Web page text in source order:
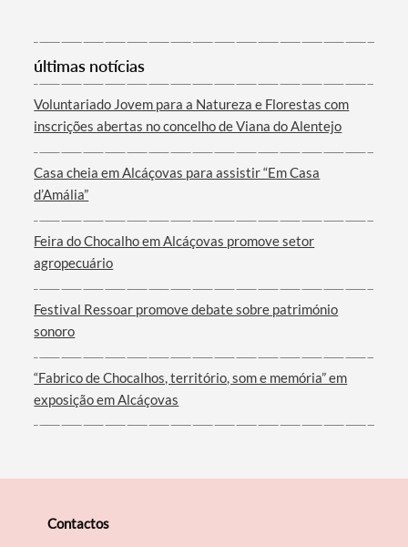
Filtros
últimas notícias
Voluntariado Jovem para a Natureza e Florestas com
inscrições abertas no concelho de Viana do Alentejo
Casa cheia em Alcáçovas para assistir “Em Casa
d’Amália”
Feira do Chocalho em Alcáçovas promove setor
agropecuário
Festival Ressoar promove debate sobre património
sonoro
“Fabrico de Chocalhos, território, som e memória” em
exposição em Alcáçovas
Contactos